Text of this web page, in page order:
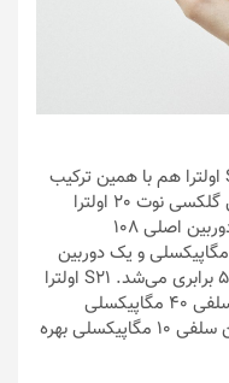
در آن سو، پیکربندی دوربین گلکسی S21 اولترا هم با همین ترکیب
108 + 12 + 10 + 10 مگاپیکسلی بود، ولی گلکسی نوت 20 اولترا
دوربین سه‌گانه‌ای داشت که شامل یک دوربین اصلی 108
مگاپیکسلی، یک دوربین فوق عریض 12 مگاپیکسلی و یک دوربین
پریسکوپ 12 مگاپیکسلی با زوم اپتیکال 5 برابری می‌شد. S21 اولترا
باز هم مثل نسل جدید سری S دوربین سلفی 40 مگاپیکسلی
داشت، ولی پرچمدار سری نوت از دوربین سلفی 10 مگاپیکسلی بهره